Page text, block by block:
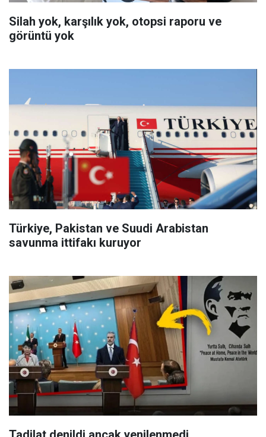
Silah yok, karşılık yok, otopsi raporu ve
görüntü yok
Türkiye, Pakistan ve Suudi Arabistan
savunma ittifakı kuruyor